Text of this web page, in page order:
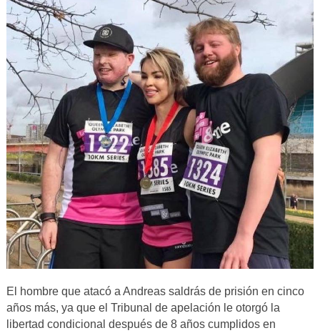
El hombre que atacó a Andreas saldrás de prisión en cinco
años más, ya que el Tribunal de apelación le otorgó la
libertad condicional después de 8 años cumplidos en